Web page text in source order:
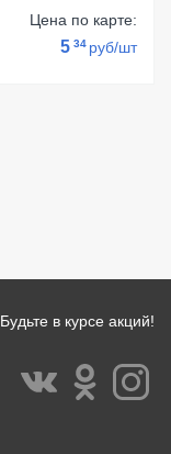
Цена по карте:
5 34 руб/шт
Будьте в курсе акций!